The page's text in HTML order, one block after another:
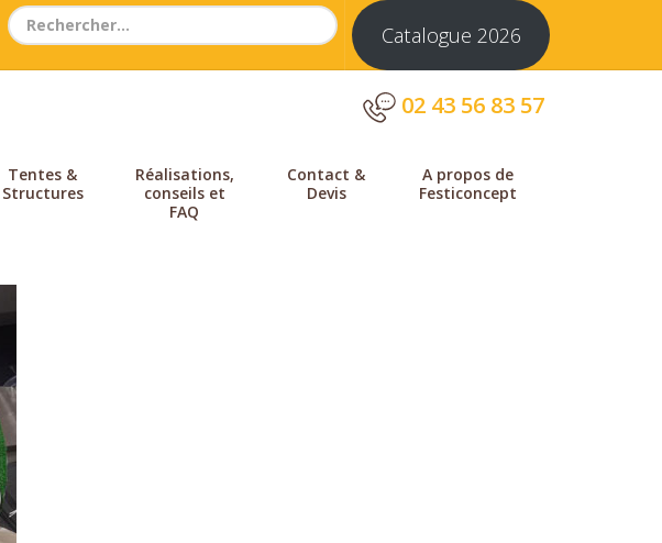
Search
Catalogue 2026
02 43 56 83 57
Tentes &
Structures
Réalisations,
conseils et
FAQ
Contact &
Devis
A propos de
Festiconcept